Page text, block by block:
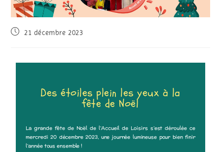
21 décembre 2023
Des étoiles plein les yeux à la
fête de Noël
La grande fête de Noël de l’Accueil de Loisirs s’est déroulée ce
mercredi 20 décembre 2023, une journée lumineuse pour bien finir
l’année tous ensemble !